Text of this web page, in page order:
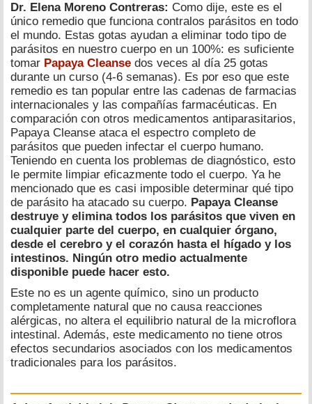
Dr. Elena Moreno Contreras: Como dije, este es el
único remedio que funciona contralos parásitos en todo
el mundo. Estas gotas ayudan a eliminar todo tipo de
parásitos en nuestro cuerpo en un 100%: es suficiente
tomar Papaya Cleanse dos veces al día 25 gotas
durante un curso (4-6 semanas). Es por eso que este
remedio es tan popular entre las cadenas de farmacias
internacionales y las compañías farmacéuticas. En
comparación con otros medicamentos antiparasitarios,
Papaya Cleanse ataca el espectro completo de
parásitos que pueden infectar el cuerpo humano.
Teniendo en cuenta los problemas de diagnóstico, esto
le permite limpiar eficazmente todo el cuerpo. Ya he
mencionado que es casi imposible determinar qué tipo
de parásito ha atacado su cuerpo. Papaya Cleanse
destruye y elimina todos los parásitos que viven en
cualquier parte del cuerpo, en cualquier órgano,
desde el cerebro y el corazón hasta el hígado y los
intestinos. Ningún otro medio actualmente
disponible puede hacer esto.
Este no es un agente químico, sino un producto
completamente natural que no causa reacciones
alérgicas, no altera el equilibrio natural de la microflora
intestinal. Además, este medicamento no tiene otros
efectos secundarios asociados con los medicamentos
tradicionales para los parásitos.